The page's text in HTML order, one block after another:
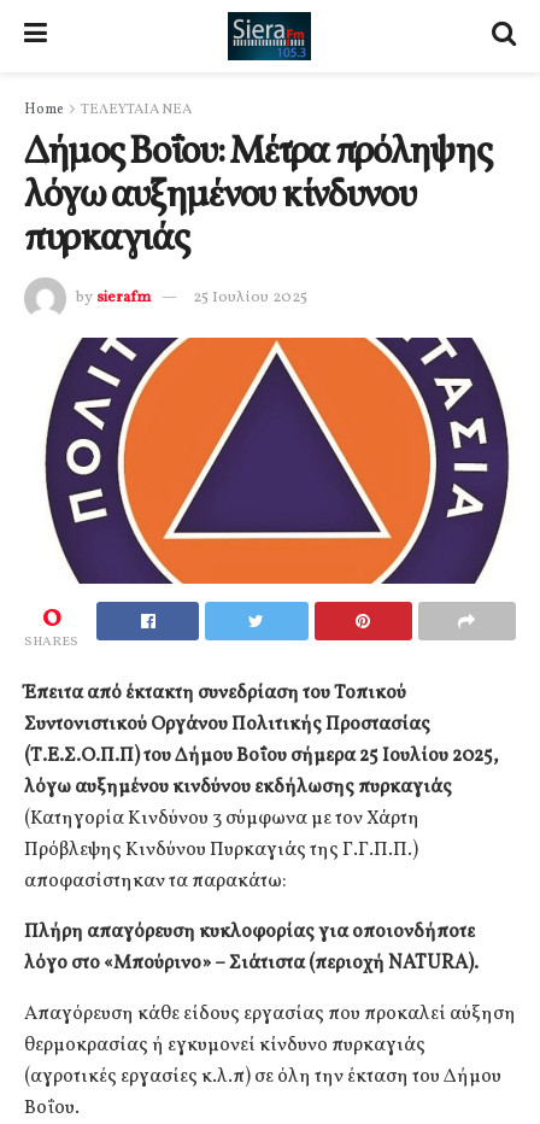
Home ΤΕΛΕΥΤΑΙΑ ΝΕΑ
Δήμος Βοΐου: Μέτρα πρόληψης
λόγω αυξημένου κίνδυνου
πυρκαγιάς
by sierafm 25 Ιουλίου 2025
0
SHARES
Έπειτα από έκτακτη συνεδρίαση του Τοπικού
Συντονιστικού Οργάνου Πολιτικής Προστασίας
(Τ.Ε.Σ.Ο.Π.Π) του Δήμου Βοΐου σήμερα 25 Ιουλίου 2025,
λόγω αυξημένου κινδύνου εκδήλωσης πυρκαγιάς
(Κατηγορία Κινδύνου 3 σύμφωνα με τον Χάρτη
Πρόβλεψης Κινδύνου Πυρκαγιάς της Γ.Γ.Π.Π.)
αποφασίστηκαν τα παρακάτω:
Πλήρη απαγόρευση κυκλοφορίας για οποιονδήποτε
λόγο στο «Μπούρινο» – Σιάτιστα (περιοχή NATURA).
Απαγόρευση κάθε είδους εργασίας που προκαλεί αύξηση
θερμοκρασίας ή εγκυμονεί κίνδυνο πυρκαγιάς
(αγροτικές εργασίες κ.λ.π) σε όλη την έκταση του Δήμου
Βοΐου.